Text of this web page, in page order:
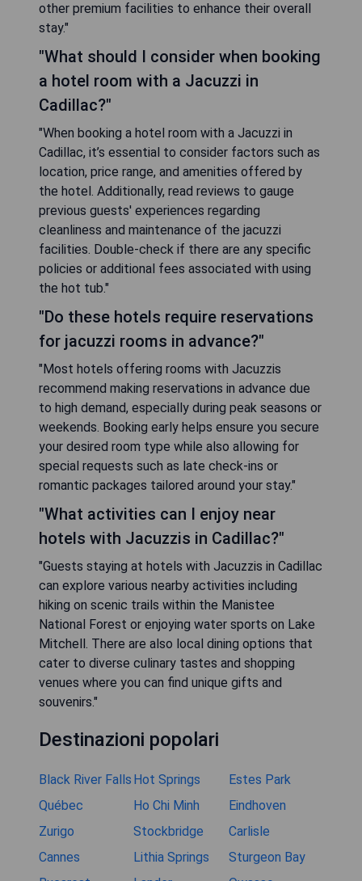
other premium facilities to enhance their overall
stay."
"What should I consider when booking
a hotel room with a Jacuzzi in
Cadillac?"
"When booking a hotel room with a Jacuzzi in
Cadillac, it’s essential to consider factors such as
location, price range, and amenities offered by
the hotel. Additionally, read reviews to gauge
previous guests' experiences regarding
cleanliness and maintenance of the jacuzzi
facilities. Double-check if there are any specific
policies or additional fees associated with using
the hot tub."
"Do these hotels require reservations
for jacuzzi rooms in advance?"
"Most hotels offering rooms with Jacuzzis
recommend making reservations in advance due
to high demand, especially during peak seasons or
weekends. Booking early helps ensure you secure
your desired room type while also allowing for
special requests such as late check-ins or
romantic packages tailored around your stay."
"What activities can I enjoy near
hotels with Jacuzzis in Cadillac?"
"Guests staying at hotels with Jacuzzis in Cadillac
can explore various nearby activities including
hiking on scenic trails within the Manistee
National Forest or enjoying water sports on Lake
Mitchell. There are also local dining options that
cater to diverse culinary tastes and shopping
venues where you can find unique gifts and
souvenirs."
Destinazioni popolari
Black River Falls Hot Springs
Estes Park
Québec
Ho Chi Minh
Eindhoven
Zurigo
Stockbridge
Carlisle
Cannes
Lithia Springs
Sturgeon Bay